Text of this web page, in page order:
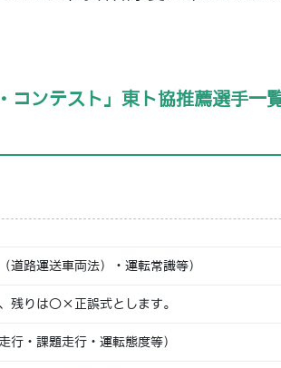
コンテスト」東ト協推薦選手一
道路運送車両法）・運転常識等）
残りは〇×正誤式とします。
行・課題走行・運転態度等）